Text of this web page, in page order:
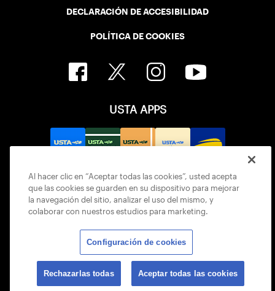
DECLARACIÓN DE ACCESIBILIDAD
POLÍTICA DE COOKIES
USTA APPS
© 2026 USTA ALL RIGHTS RESERVED
Al hacer clic en “Aceptar todas las cookies”, usted acepta
que las cookies se guarden en su dispositivo para mejorar
la navegación del sitio, analizar el uso del mismo, y
colaborar con nuestros estudios para marketing.
Configuración de cookies
Rechazarlas todas Aceptar todas las cookies